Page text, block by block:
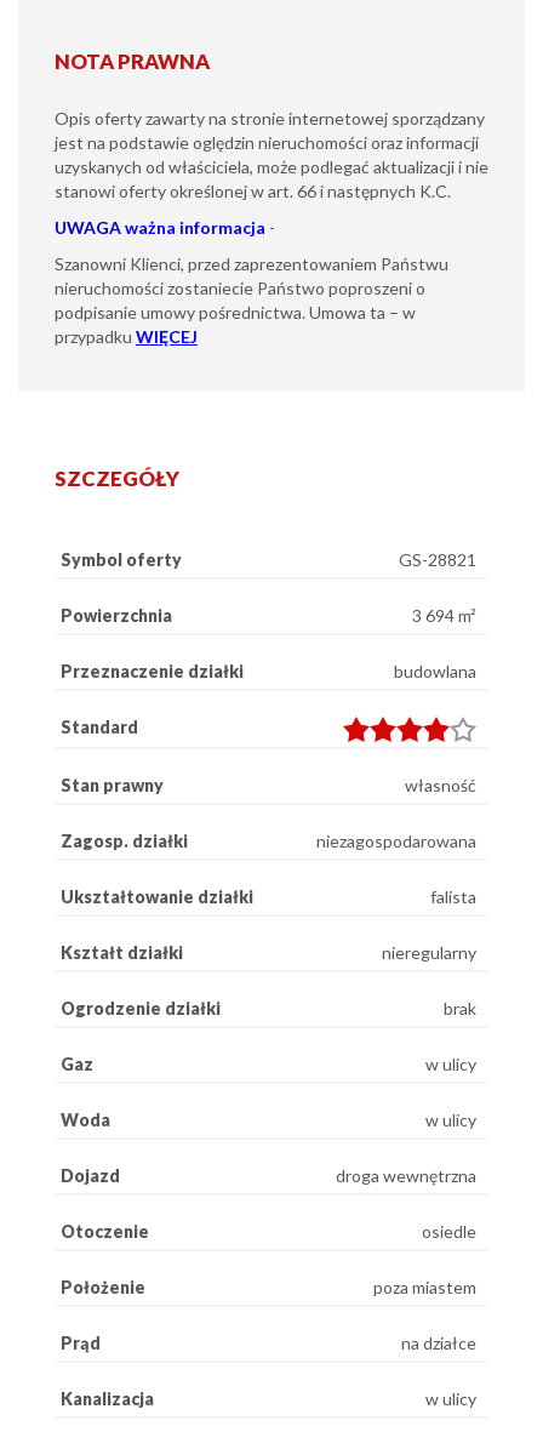
NOTA PRAWNA
Opis oferty zawarty na stronie internetowej sporządzany
jest na podstawie oględzin nieruchomości oraz informacji
uzyskanych od właściciela, może podlegać aktualizacji i nie
stanowi oferty określonej w art. 66 i następnych K.C.
UWAGAważna informacja -
Szanowni Klienci, przed zaprezentowaniem Państwu
nieruchomości zostaniecie Państwo poproszeni o
podpisanie umowy pośrednictwa. Umowa ta – w
przypadku WIĘCEJ
SZCZEGÓŁY
Symbol oferty GS-28821
Powierzchnia 3 694 m²
Przeznaczenie działki budowlana
Standard
Stan prawny własność
Zagosp. działki niezagospodarowana
Ukształtowanie działki falista
Kształt działki nieregularny
Ogrodzenie działki brak
Gaz w ulicy
Woda w ulicy
Dojazd droga wewnętrzna
Otoczenie osiedle
Położenie poza miastem
Prąd na działce
Kanalizacja w ulicy